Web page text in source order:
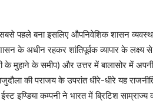
पहले बना इसलिए औपनिवेशिक शासन
के अधीन रहकर शांतिपूर्वक व्यापार के
के समीप) और उत्तर में बालासोर में
की पराजय के उपरांत धीरे-धीरे यह
इण्डिया कम्पनी ने भारत में ब्रिटिश